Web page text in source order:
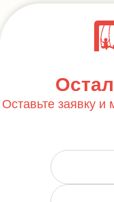
Оставьте заявку